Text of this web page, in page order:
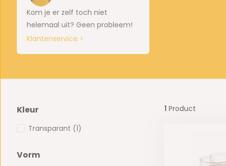
Kom je er zelf toch niet
helemaal uit? Geen probleem!
Klantenservice >
Kleur
Transparant (1)
Vorm
1 Product